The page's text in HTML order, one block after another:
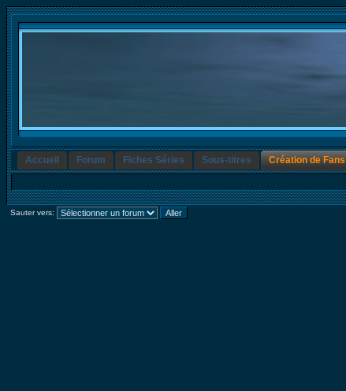
Accueil Forum Fiches Séries Sous-titres Création de Fans
Sauter vers: